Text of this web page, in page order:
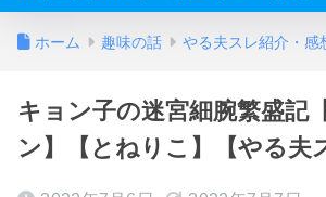
ホーム 趣味の話 やる夫スレ紹介・感
キョン子の迷宮細腕繁盛記
ン】【とねりこ】【やる夫